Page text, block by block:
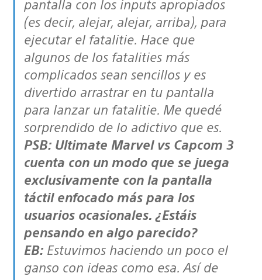
pantalla con los inputs apropiados
(es decir, alejar, alejar, arriba), para
ejecutar el fatalitie. Hace que
algunos de los fatalities más
complicados sean sencillos y es
divertido arrastrar en tu pantalla
para lanzar un fatalitie. Me quedé
sorprendido de lo adictivo que es.
PSB: Ultimate Marvel vs Capcom 3
cuenta con un modo que se juega
exclusivamente con la pantalla
táctil enfocado más para los
usuarios ocasionales. ¿Estáis
pensando en algo parecido?
EB: Estuvimos haciendo un poco el
ganso con ideas como esa. Así de